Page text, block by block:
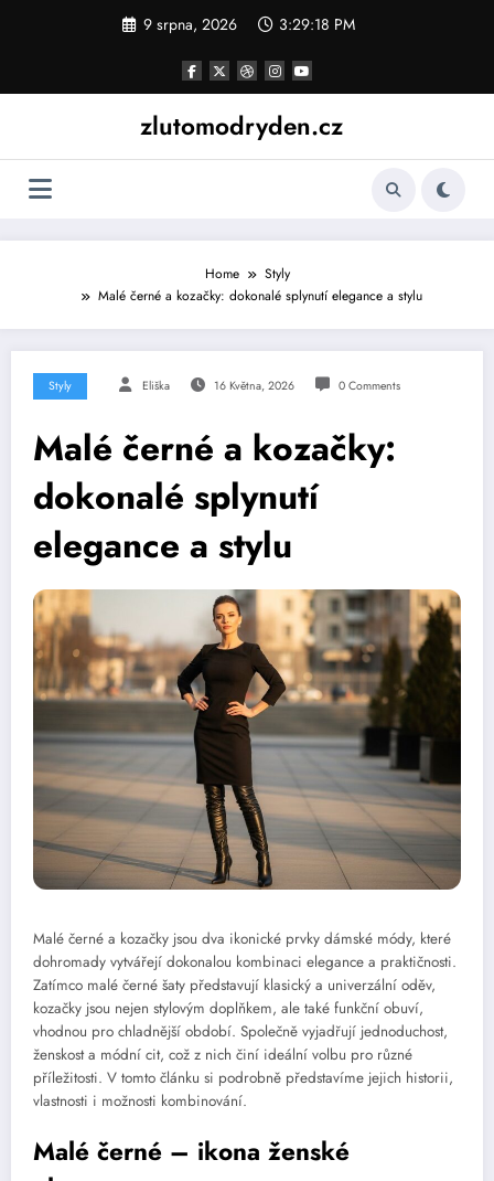
9 srpna, 2026 3:29:19 PM
zlutomodryden.cz
Home
Styly
Malé černé a kozačky: dokonalé splynutí elegance a stylu
Styly Eliška 16 Května, 2026 0 Comments
Malé černé a kozačky:
dokonalé splynutí
elegance a stylu
Malé černé a kozačky jsou dva ikonické prvky dámské módy, které
dohromady vytvářejí dokonalou kombinaci elegance a praktičnosti.
Zatímco malé černé šaty představují klasický a univerzální oděv,
kozačky jsou nejen stylovým doplňkem, ale také funkční obuví,
vhodnou pro chladnější období. Společně vyjadřují jednoduchost,
ženskost a módní cit, což z nich činí ideální volbu pro různé
příležitosti. V tomto článku si podrobně představíme jejich historii,
vlastnosti i možnosti kombinování.
Malé černé – ikona ženské